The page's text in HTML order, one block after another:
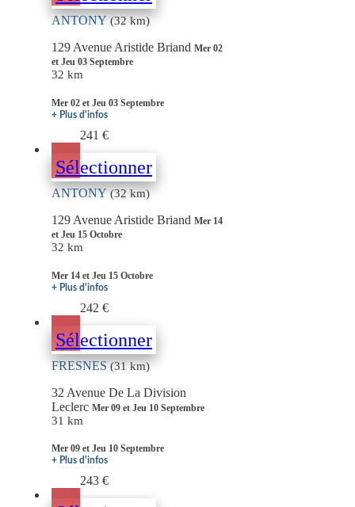
ANTONY(32 km)
129 Avenue Aristide Briand Mer 02
et Jeu 03 Septembre
32 km
Mer 02 et Jeu 03 Septembre
+ Plus d'infos
241 €
Sélectionner
ANTONY(32 km)
129 Avenue Aristide Briand Mer 14
et Jeu 15 Octobre
32 km
Mer 14 et Jeu 15 Octobre
+ Plus d'infos
242 €
Sélectionner
FRESNES(31 km)
32 Avenue De La Division
Leclerc Mer 09 et Jeu 10 Septembre
31 km
Mer 09 et Jeu 10 Septembre
+ Plus d'infos
243 €